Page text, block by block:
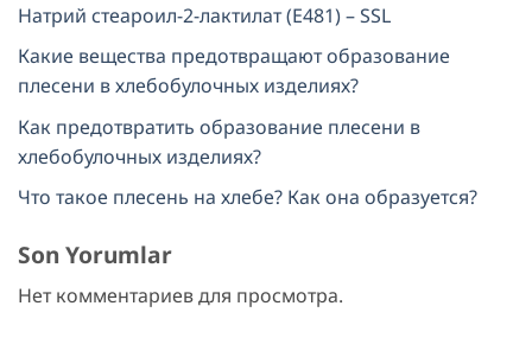
Натрий стеароил-2-лактилат (E481) – SSL
Какие вещества предотвращают образование
плесени в хлебобулочных изделиях?
Как предотвратить образование плесени в
хлебобулочных изделиях?
Что такое плесень на хлебе? Как она образуется?
Son Yorumlar
Нет комментариев для просмотра.